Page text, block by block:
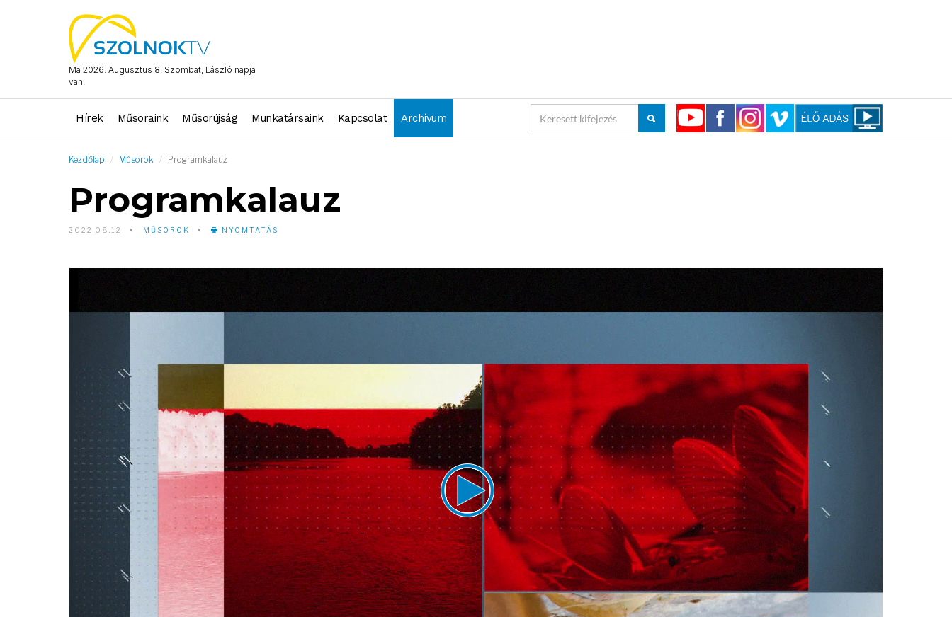
Ma 2026. Augusztus 8. Szombat, László napja
van.
Hírek Műsoraink Műsorújság Munkatársaink Kapcsolat Archívum
Kezdőlap Műsorok Programkalauz
Programkalauz
2022.08.12 MŰSOROK NYOMTATÁS